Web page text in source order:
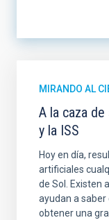
MIRANDO AL
A la caza
y la ISS
Hoy en día,
artificiales
de Sol. Existen
ayudan a
obtener una